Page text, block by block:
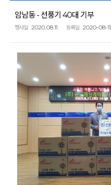
암남동 - 선풍기 40대 기부
행사일 2020.08.11 등록일 2020-08-11